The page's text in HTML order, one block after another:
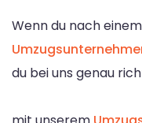
Wenn du nach
du bei uns genau